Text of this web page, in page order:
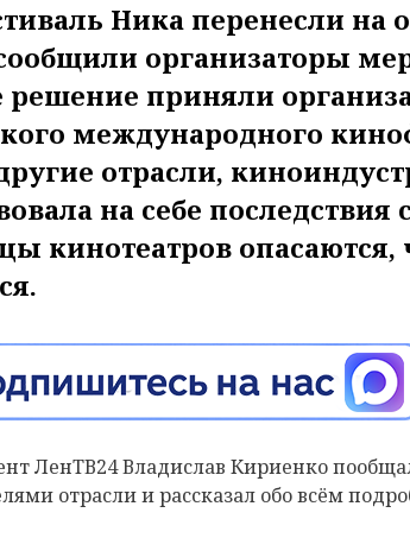
Ника перенесли на
организаторы
решение приняли
международного
отрасли,
на себе последствия
кинотеатров опасаются,
ЛенТВ24 Владислав Кириенко
отрасли и рассказал обо всём